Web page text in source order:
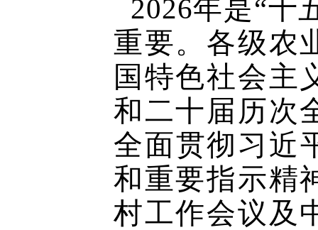
2026年是“十
重要。各级农
国特色社会主
和二十届历次
全面贯彻习近
和重要指示精
村工作会议及